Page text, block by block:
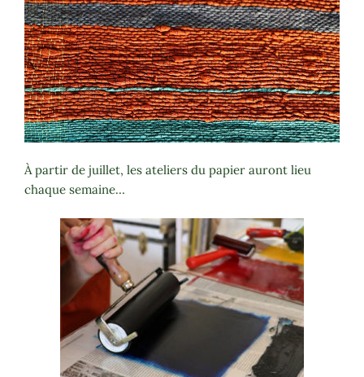
À partir de juillet, les ateliers du papier auront lieu
chaque semaine…